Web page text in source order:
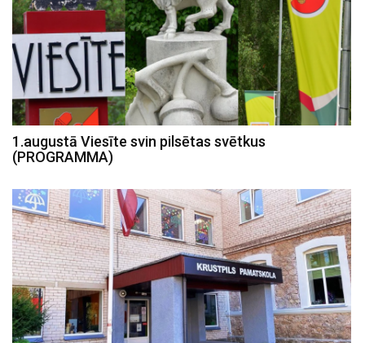
1.augustā Viesīte svin pilsētas svētkus
(PROGRAMMA)